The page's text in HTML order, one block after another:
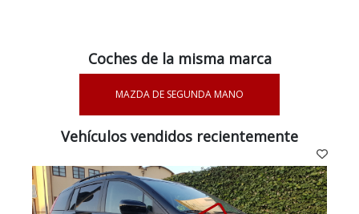
Coches de la misma marca
MAZDA DE SEGUNDA MANO
Vehículos vendidos recientemente